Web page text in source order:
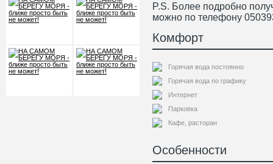
P.S. Более подробно
можно по телефону
Комфорт
Горячая вода постоянно
Горячая вода по графику
Интернет
Парковка
Кафе, расторан
Особенности